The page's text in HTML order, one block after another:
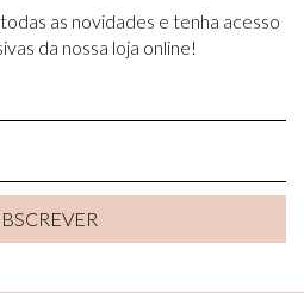
as novidades e tenha acesso
da nossa loja online!